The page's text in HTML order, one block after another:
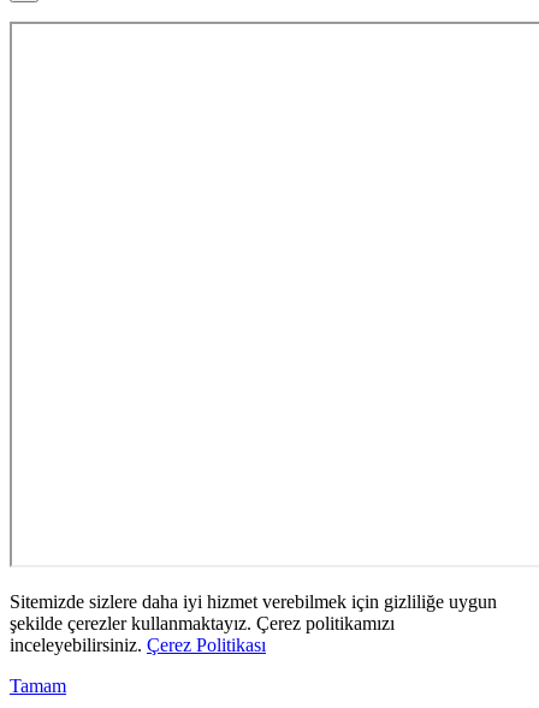
Sitemizde sizlere daha iyi hizmet verebilmek için gizliliğe uygun
şekilde çerezler kullanmaktayız. Çerez politikamızı
inceleyebilirsiniz. Çerez Politikası
Tamam